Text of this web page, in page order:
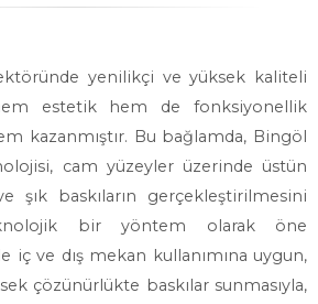
yenilikçi ve yüksek kaliteli
estetik hem de fonksiyonellik
kazanmıştır. Bu bağlamda, Bingöl
cam yüzeyler üzerinde üstün
şık baskıların gerçekleştirilmesini
bir yöntem olarak öne
iç ve dış mekan kullanımına uygun,
çözünürlükte baskılar sunmasıyla,